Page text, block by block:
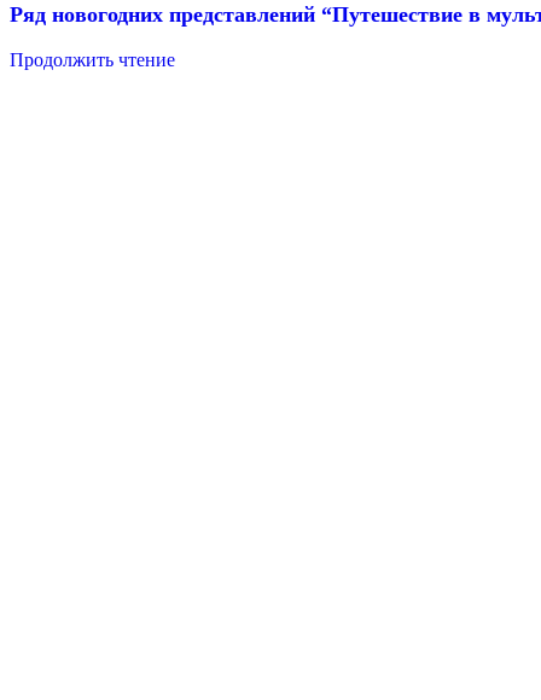
Ряд новогодних представлений “Путешествие в
Продолжить чтение